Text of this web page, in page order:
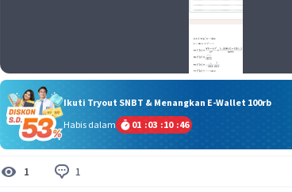
Ikuti Tryout SNBT & Menangkan E-Wallet 100rb
Habis dalam
01 :03 :10 :45
1 1